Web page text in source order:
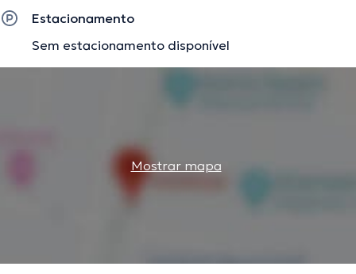
Estacionamento
Sem estacionamento disponível
Mostrar mapa